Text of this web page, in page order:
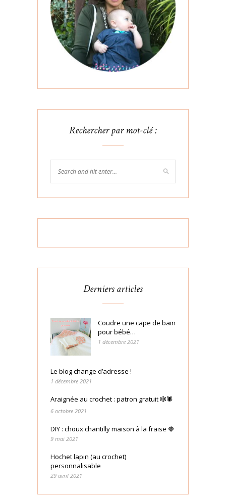
Rechercher par mot-clé :
Derniers articles
Coudre une cape de bain
pour bébé…
1 décembre 2021
Le blog change d’adresse !
1 décembre 2021
Araignée au crochet : patron gratuit 🕸🕷
6 octobre 2021
DIY : choux chantilly maison à la fraise 🍓
9 mai 2021
Hochet lapin (au crochet)
personnalisable
29 avril 2021